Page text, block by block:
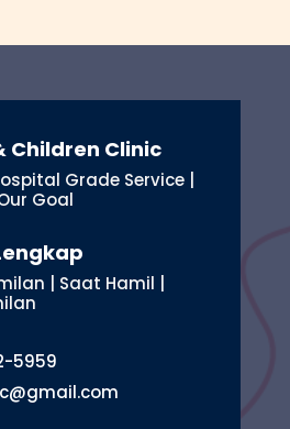
Children Clinic
Grade Service |
Goal
| Saat Hamil |
5959